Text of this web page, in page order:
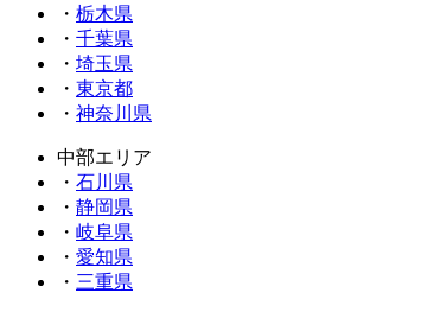
・ 栃木県
・ 千葉県
・ 埼玉県
・ 東京都
・ 神奈川県
中部エリア
・ 石川県
・ 静岡県
・ 岐阜県
・ 愛知県
・ 三重県